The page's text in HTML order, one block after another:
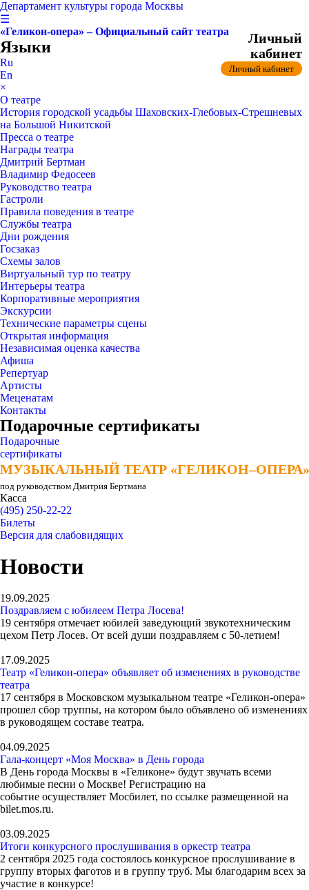
Департамент культуры города Москвы
☰
«Геликон-опера» – Официальный сайт театра
Языки
Ru
En
×
О театре
История городской усадьбы Шаховских-Глебовых-Стрешневых
на Большой Никитской
Пресса о театре
Награды театра
Дмитрий Бертман
Владимир Федосеев
Руководство театра
Гастроли
Правила поведения в театре
Службы театра
Дни рождения
Госзаказ
Схемы залов
Виртуальный тур по театру
Интерьеры театра
Корпоративные мероприятия
Экскурсии
Технические параметры сцены
Открытая информация
Независимая оценка качества
Афиша
Репертуар
Артисты
Меценатам
Контакты
Подарочные сертификаты
Подарочные
сертификаты
МУЗЫКАЛЬНЫЙ ТЕАТР «ГЕЛИКОН–ОПЕРА»
МУЗЫКАЛЬНЫЙ ТЕАТР «ГЕЛИКОН–ОПЕРА»
под руководством Дмитрия Бертмана
Касса
(495) 250-22-22
Личный
кабинет
Личный кабинет
Билеты
Версия для слабовидящих
Новости
19.09.2025
Поздравляем с юбилеем Петра Лосева!
19 сентября отмечает юбилей заведующий звукотехническим
цехом Петр Лосев. От всей души поздравляем с 50-летием!
17.09.2025
Театр «Геликон-опера» объявляет об изменениях в руководстве
театра
17 сентября в Московском музыкальном театре «Геликон-опера»
прошел сбор труппы, на котором было объявлено об изменениях
в руководящем составе театра.
04.09.2025
Гала-концерт «Моя Москва» в День города
В День города Москвы в «Геликоне» будут звучать всеми
любимые песни о Москве! Регистрацию на
событие осуществляет Мосбилет, по ссылке размещенной на
bilet.mos.ru.
03.09.2025
Итоги конкурсного прослушивания в оркестр театра
2 сентября 2025 года состоялось конкурсное прослушивание в
группу вторых фаготов и в группу труб. Мы благодарим всех за
участие в конкурсе!